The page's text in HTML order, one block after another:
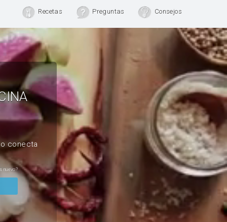
Recetas Preguntas Consejos
conecta
nuevo?